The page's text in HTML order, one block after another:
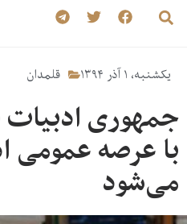
یکشنبه، ۱ آذر ۱۳۹۴ قلمدان
جمهوری
با عرصه عمومی
می‌شود